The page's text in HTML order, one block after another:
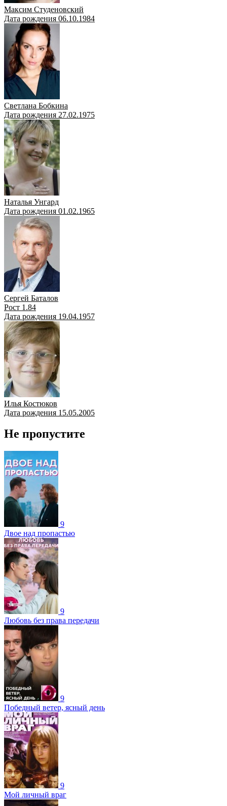
Максим Студеновский
Дата рождения 06.10.1984
Светлана Бобкина
Дата рождения 27.02.1975
Наталья Унгард
Дата рождения 01.02.1965
Сергей Баталов
Рост 1.84
Дата рождения 19.04.1957
Илья Костюков
Дата рождения 15.05.2005
Не пропустите
9
Двое над пропастью
9
Любовь без права передачи
9
Победный ветер, ясный день
9
Мой личный враг